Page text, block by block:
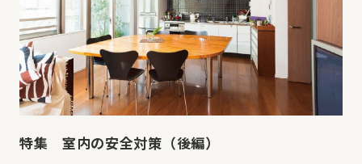
特集 室内の安全対策（後編）